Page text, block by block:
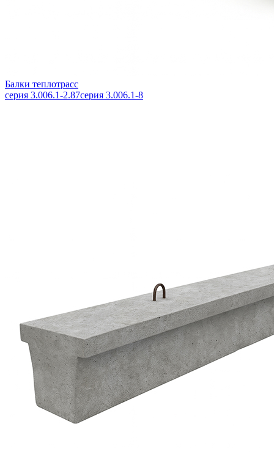
Балки теплотрасс
серия 3.006.1-2.87серия 3.006.1-8